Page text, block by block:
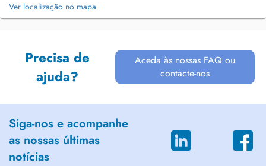
Ver localização no mapa
Precisa de
ajuda?
Aceda às nossas FAQ ou
contacte-nos
Siga-nos e acompanhe
as nossas últimas
notícias